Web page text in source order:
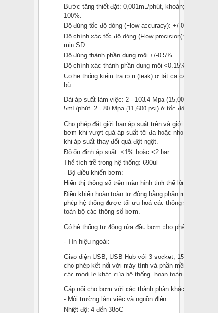
Bước tăng thiết đặt: 0,001mL/phút, khoảng thành
100%.
Độ đúng tốc độ dòng (Flow accuracy): +/-0.1%
Độ chính xác tốc độ dòng (Flow precision): < 0.05%
min SD
Độ đúng thành phần dung môi +/-0.5%
Độ chính xác thành phần dung môi <0.15% SD
Có hệ thống kiểm tra rò rỉ (leak) ở tất cả các vị trí, tự
bù.
Dải áp suất làm việc: 2 - 103.4 Mpa (15,000 psi) ở tốc
5mL/phút; 2 - 80 Mpa (11,600 psi) ở tốc độ dòng 8mL/
Cho phép đặt giới hạn áp suất trên và giới hạn dưới.
bơm khi vượt quá áp suất tối đa hoặc nhỏ hơn áp
khi áp suất thay đổi quá đột ngột.
Độ ổn định áp suất: <1% hoặc <2 bar
Thể tích trễ trong hệ thống: 690ul
- Bộ điều khiển bơm:
Hiển thị thông số trên màn hình tinh thể lỏng LCD
Điều khiển hoàn toàn tự động bằng phần mềm trên
phép hệ thống được tối ưu hoá các thông số, đồng
toàn bộ các thông số bơm.
Có hệ thống tự động rửa đầu bơm cho phép nâng
- Tín hiệu ngoài:
Giao diện USB, USB Hub với 3 socket, 15-pin D-Sub,
cho phép kết nối với máy tính và phần mềm điều
các module khác của hệ thống hoàn toàn tự động
Cáp nối cho bơm với các thành phần khác của hệ
- Môi trường làm việc và nguồn điện:
Nhiệt độ: 4 đến 38oC